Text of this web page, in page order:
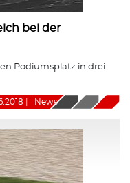
bei der
Podiumsplatz in drei
News